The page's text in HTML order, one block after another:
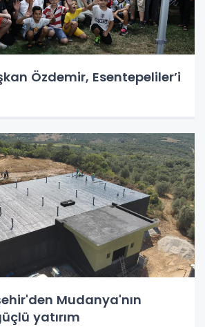
Özdemir, Esentepeliler’i
Mudanya'nın
yatırım